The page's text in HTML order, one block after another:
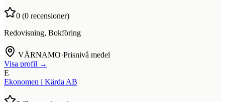
0 (0 recensioner)
Redovisning, Bokföring
VÄRNAMO·Prisnivå medel
Visa profil →
E
Ekonomen i Kärda AB